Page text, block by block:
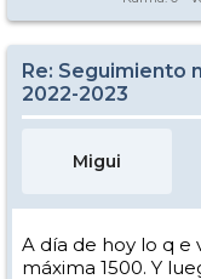
Re: Seguimiento
2022-2023
Migui
A día de hoy lo q e
máxima 1500. Y